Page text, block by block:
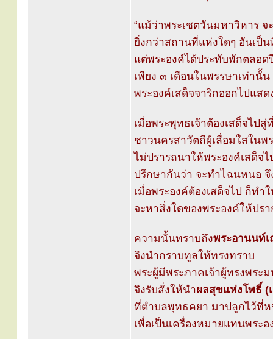
“แม้ว่าพระเชตวันมหาวิหาร
ยิ่งกว่าสถานที่แห่งใดๆ อันเป็
แต่พระองค์ได้ประทับพักตลอ
เพียง ๓ เดือนในพรรษาเท่านั้
พระองค์เสด็จจาริกออกไปแ
เมื่อพระพุทธเจ้าต้องเสด็จไป
ชาวนครสาวัตถีผู้เลื่อมใสในพ
ไม่ปรารถนาให้พระองค์เสด็จ
ปรึกษากันว่า จะทำไฉนหนอ
เมื่อพระองค์ต้องเสด็จไป ก็ทำ
จะหาสิ่งใดของพระองค์ให้ปร
ความนั้นทราบถึงพระอานนท์
จึงนำกราบทูลให้ทรงทราบ
พระผู้มีพระภาคเจ้าผู้ทรงพระ
จึงรับสั่งให้นำผลสุขแห่งโพธิ์ (
ที่ตำบลพุทธคยา มาปลูกไว้ที่ห
เพื่อเป็นเครื่องหมายแทนพระ